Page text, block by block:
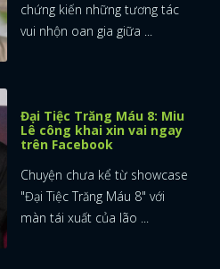
chứng kiến những tương tác
vui nhộn oan gia giữa ...
Đại Tiệc Trăng Máu 8: Miu
Lê công khai xin vai ngay
trên Facebook
Chuyện chưa kể từ showcase
"Đại Tiệc Trăng Máu 8" với
màn tái xuất của lão ...